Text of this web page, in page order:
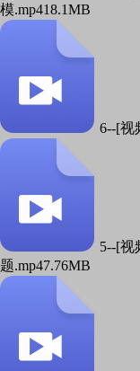
模.mp418.1MB
6--[视
5--[视
题.mp47.76MB